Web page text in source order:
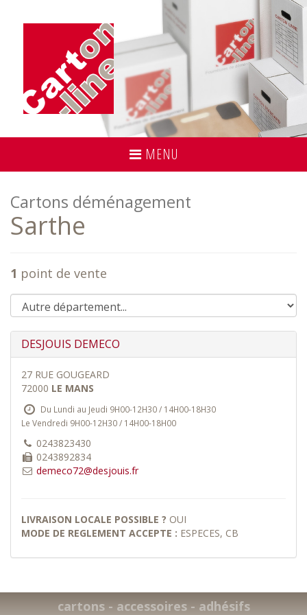
MENU
Cartons déménagement
Sarthe
1 point de vente
DESJOUIS DEMECO
27 RUE GOUGEARD
72000 LE MANS
Du Lundi au Jeudi 9H00-12H30 / 14H00-18H30
Le Vendredi 9H00-12H30 / 14H00-18H00
0243823430
0243892834
demeco72@desjouis.fr
LIVRAISON LOCALE POSSIBLE ? OUI
MODE DE REGLEMENT ACCEPTE : ESPECES, CB
cartons - accessoires - adhésifs